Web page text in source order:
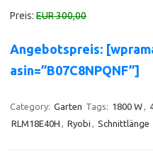
Preis: EUR 300,00
Angebotspreis:
asin=”B07C8NPQNF”]
Category: Garten Tags: 1800 W,
RLM18E40H , Ryobi , Schnittlänge